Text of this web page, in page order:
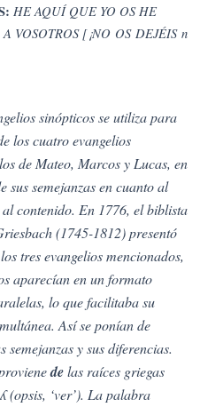
HE AQUÍ QUE YO OS HE
VOSOTROS [¡NO OS DEJÉIS n
sinópticos se utiliza para
los cuatro evangelios
de Mateo, Marcos y Lucas, en
sus semejanzas en cuanto al
contenido. En 1776, el biblista
(1745-1812) presentó
tres evangelios mencionados,
aparecían en un formato
lo que facilitaba su
Así se ponían de
semejanzas y sus diferencias.
delas raíces griegas
(opsis, ‘ver’). La palabra